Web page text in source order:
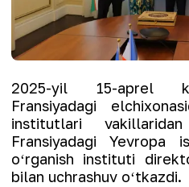
2025-yil 15-aprel
Fransiyadagi
institutlari
Fransiyadagi Yevropa
oʻrganish instituti
bilan uchrashuv oʻtkazdi.